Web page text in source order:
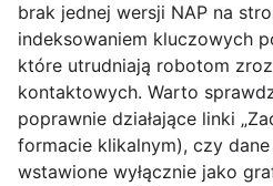
brak jednej wersji NAP na
indeksowaniem kluczowych
które utrudniają robotom
kontaktowych. Warto
poprawnie działające linki
formacie klikalnym), czy
wstawione wyłącznie jako